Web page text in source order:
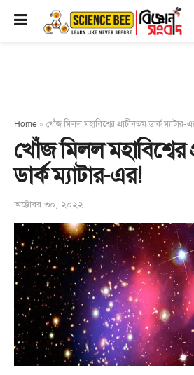
Home » খোঁজ মিলল মহাবিশ্বের প্রাচীনতম ডার্ক ম্যাটার-
খোঁজ মিলল মহাবিশ্বের
ডার্ক ম্যাটার-এর!
অক্টোবর ৩০, ২০২২